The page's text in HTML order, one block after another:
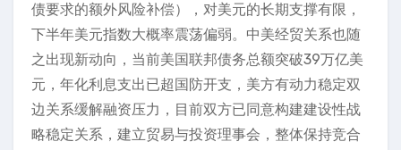
债要求的额外风险补偿），对美元的长期支撑有限，
下半年美元指数大概率震荡偏弱。中美经贸关系也随
之出现新动向，当前美国联邦债务总额突破39万亿美
元，年化利息支出已超国防开支，美方有动力稳定双
边关系缓解融资压力，目前双方已同意构建建设性战
略稳定关系，建立贸易与投资理事会，整体保持竞合